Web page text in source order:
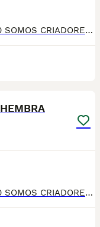
TELEFONO O WHATSAPP 722 490 760 SOMOS CRIADORES DIRECTOS SIN INTERMEDIARIOS! MAS DE 20 AÑOS EN EL SECTOR NOS AVALAN, VALORANDO NO SOLO LA CRIA RESPONSABLE SI NO TAMBIEN LA SELECCIÓN PARA MEJORAR LA RAZA DURANTE TODOS ESTOS AÑOS. NUESTROS CACHORROS SE ENTREGAN PREVIAMENTE REVISADOS POR UN VETERINARIO PROFESIONAL Y BAJO LOS MAS ESTRICTOS CONTROLES DE SALUD, HACEMOS HINCAPIÉ EN SU SOCIABILIZACIÓN PARA SU CORRECTO DESARROLLO NEUROLOGICO! Y OS ASESORAMOS ANTES DURANTE Y DESPUES DE LA ENTREGA PARA QUE TODO SEA LO MAS AFABLE Y FACIL POSIBLE DURANTE LA ADAPTACION! NUESTROS BEBE SE ENTREGAN A PARTIR DE LOS DOS MESES CON SUS VACUNAS AL DIA, DESPARASITADOS Y CON GARANTIAS DE SALUD, MICROCHIP Y CARTILLA DE VACUNACION! SI BUSCAS UN COMPAÑERO SANO Y EQUILIBRADO ESTE ES EL LUGAR, TE ASESORAREMOS DURANTE TODO EL PROCESO NO DUDES EN CONSULTAR POR NUESTROS PEQUES AL 722 490 760
TELEFONO O WHATSAPP 722 490 760 SOMOS CRIADORES DIRECTOS SIN INTERMEDIARIOS! MAS DE 20 AÑOS EN EL SECTOR NOS AVALAN, VALORANDO NO SOLO LA CRIA RESPONSABLE SI NO TAMBIEN LA SELECCIÓN PARA MEJORAR LA RAZA DURANTE TODOS ESTOS AÑOS. NUESTROS CACHORROS SE ENTREGAN PREVIAMENTE REVISADOS POR UN VETERINARIO PROFESIONAL Y BAJO LOS MAS ESTRICTOS CONTROLES DE SALUD, HACEMOS HINCAPIÉ EN SU SOCIABILIZACIÓN PARA SU CORRECTO DESARROLLO NEUROLOGICO! Y OS ASESORAMOS ANTES DURANTE Y DESPUES DE LA ENTREGA PARA QUE TODO SEA LO MAS AFABLE Y FACIL POSIBLE DURANTE LA ADAPTACION! NUESTROS BEBE SE ENTREGAN A PARTIR DE LOS DOS MESES CON SUS VACUNAS AL DIA, DESPARASITADOS Y CON GARANTIAS DE SALUD, MICROCHIP Y CARTILLA DE VACUNACION! SI BUSCAS UN COMPAÑERO SANO Y EQUILIBRADO ESTE ES EL LUGAR, TE ASESORAREMOS DURANTE TODO EL PROCESO NO DUDES EN CONSULTAR POR NUESTROS PEQUES AL 722 490 760